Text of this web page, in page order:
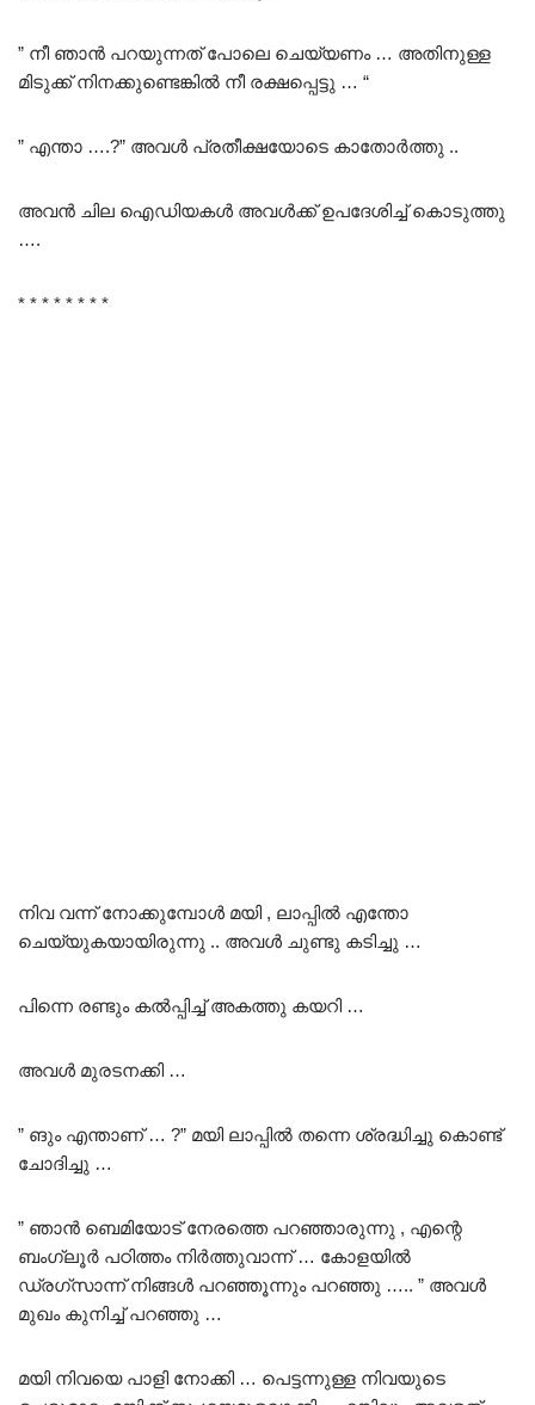
” നീ ഞാൻ പറയുന്നത് പോലെ ചെയ്യണം … അതിനുള്ള
മിടുക്ക് നിനക്കുണ്ടെങ്കിൽ നീ രക്ഷപ്പെട്ടു … “
” എന്താ ….?” അവൾ പ്രതീക്ഷയോടെ കാതോർത്തു ..
അവൻ ചില ഐഡിയകൾ അവൾക്ക് ഉപദേശിച്ച് കൊടുത്തു
….
* * * * * * * *
നിവ വന്ന് നോക്കുമ്പോൾ മയി , ലാപ്പിൽ എന്തോ
ചെയ്യുകയായിരുന്നു .. അവൾ ചുണ്ടു കടിച്ചു …
പിന്നെ രണ്ടും കൽപ്പിച്ച് അകത്തു കയറി …
അവൾ മുരടനക്കി …
” ങും എന്താണ് … ?” മയി ലാപ്പിൽ തന്നെ ശ്രദ്ധിച്ചു കൊണ്ട്
ചോദിച്ചു …
” ഞാൻ ബെമിയോട് നേരത്തെ പറഞ്ഞാരുന്നു , എന്റെ
ബംഗ്ലൂർ പഠിത്തം നിർത്തുവാന്ന് … കോളയിൽ
ഡ്രഗ്സാന്ന് നിങ്ങൾ പറഞ്ഞൂന്നും പറഞ്ഞു ….. ” അവൾ
മുഖം കുനിച്ച് പറഞ്ഞു …
മയി നിവയെ പാളി നോക്കി … പെട്ടന്നുള്ള നിവയുടെ